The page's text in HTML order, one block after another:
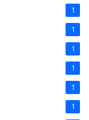
1
1
1
1
1
1